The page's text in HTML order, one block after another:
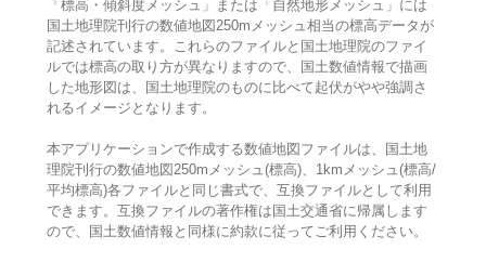
「標高・傾斜度メッシュ」または「自然地形メッシュ」には
国土地理院刊行の数値地図250mメッシュ相当の標高データが
記述されています。これらのファイルと国土地理院のファイ
ルでは標高の取り方が異なりますので、国土数値情報で描画
した地形図は、国土地理院のものに比べて起伏がやや強調さ
れるイメージとなります。
本アプリケーションで作成する数値地図ファイルは、国土地
理院刊行の数値地図250mメッシュ(標高)、1kmメッシュ(標高/
平均標高)各ファイルと同じ書式で、互換ファイルとして利用
できます。互換ファイルの著作権は国土交通省に帰属します
ので、国土数値情報と同様に約款に従ってご利用ください。